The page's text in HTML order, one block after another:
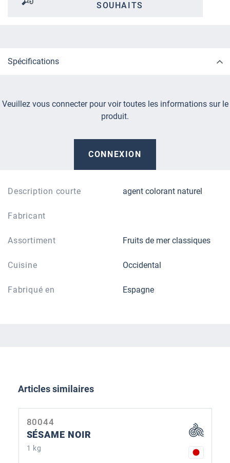
SOUHAITS
Spécifications
Veuillez vous connecter pour voir toutes les informations sur le
produit.
CONNEXION
Description courte agent colorant naturel
Fabricant
Assortiment Fruits de mer classiques
Cuisine Occidental
Fabriqué en Espagne
Ignorer la galerie de produits
Articles similaires
80044
SÉSAME NOIR
1 kg